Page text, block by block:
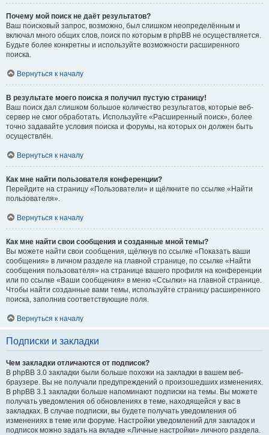
Почему мой поиск не даёт результатов?
Ваш поисковый запрос, возможно, был слишком неопределённым и
включал много общих слов, поиск по которым в phpBB не осуществляется.
Будьте более конкретны и используйте возможности расширенного
поиска.
Вернуться к началу
В результате моего поиска я получил пустую страницу!
Ваш поиск дал слишком большое количество результатов, которые веб-
сервер не смог обработать. Используйте «Расширенный поиск», более
точно задавайте условия поиска и форумы, на которых он должен быть
осуществлён.
Вернуться к началу
Как мне найти пользователя конференции?
Перейдите на страницу «Пользователи» и щёлкните по ссылке «Найти
пользователя».
Вернуться к началу
Как мне найти свои сообщения и созданные мной темы?
Вы можете найти свои сообщения, щёлкнув по ссылке «Показать ваши
сообщения» в личном разделе на главной странице, по ссылке «Найти
сообщения пользователя» на странице вашего профиля на конференции
или по ссылке «Ваши сообщения» в меню «Ссылки» на главной странице.
Чтобы найти созданные вами темы, используйте страницу расширенного
поиска, заполнив соответствующие поля.
Вернуться к началу
Подписки и закладки
Чем закладки отличаются от подписок?
В phpBB 3.0 закладки были больше похожи на закладки в вашем веб-
браузере. Вы не получали предупреждений о произошедших изменениях.
В phpBB 3.1 закладки больше напоминают подписки на темы. Вы можете
получать уведомления об обновлениях в теме, находящейся у вас в
закладках. В случае подписки, вы будете получать уведомления об
изменениях в теме или форуме. Настройки уведомлений для закладок и
подписок можно задать на вкладке «Личные настройки» личного раздела.